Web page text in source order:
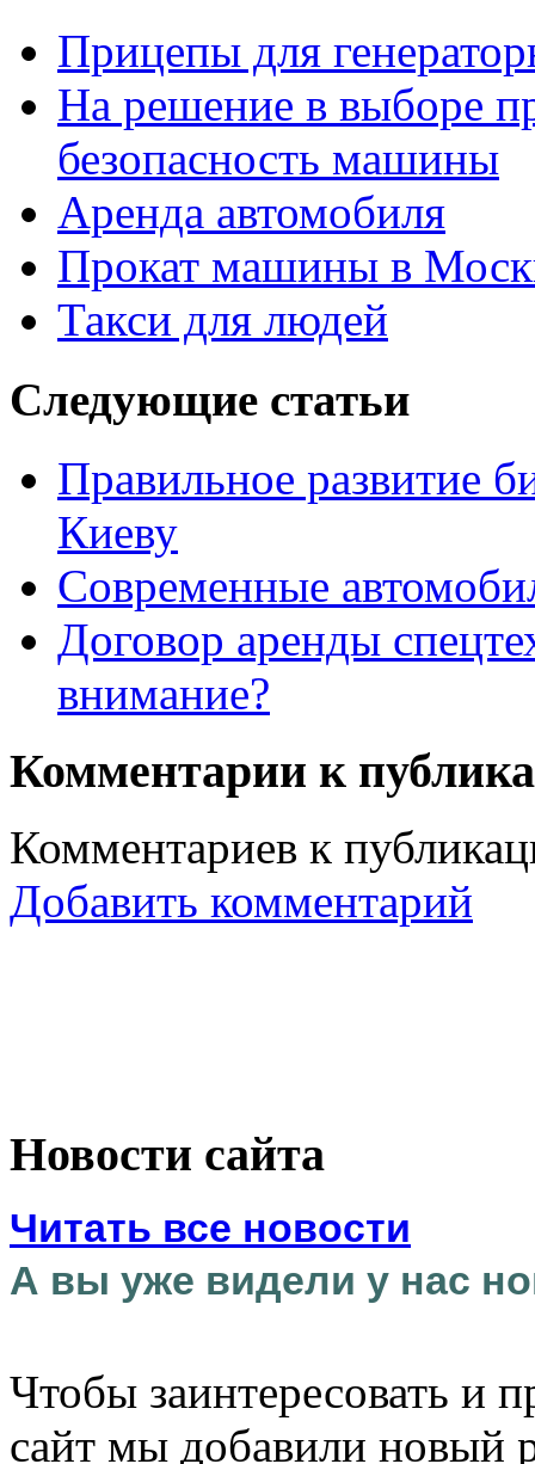
Прицепы для
На решение в выборе
безопасность машины
Аренда автомобиля
Прокат машины в
Такси для людей
Следующие статьи
Правильное развитие
Киеву
Современные
Договор аренды
внимание?
Комментарии к
Комментариев к
Добавить комментарий
Новости сайта
Читать все новости
А вы уже видели у нас
Чтобы заинтересовать и
сайт мы добавили новый